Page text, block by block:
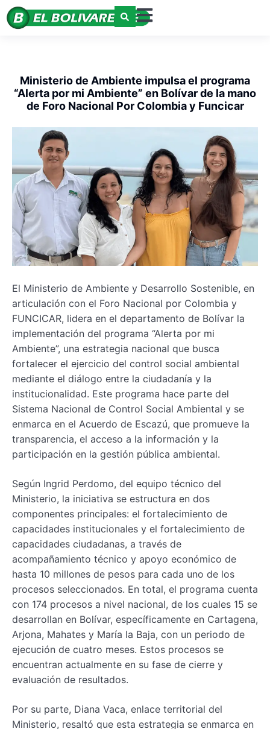
Ministerio de Ambiente impulsa el programa
“Alerta por mi Ambiente” en Bolívar de la mano
de Foro Nacional Por Colombia y Funcicar
El Ministerio de Ambiente y Desarrollo Sostenible, en
articulación con el Foro Nacional por Colombia y
FUNCICAR, lidera en el departamento de Bolívar la
implementación del programa “Alerta por mi
Ambiente”, una estrategia nacional que busca
fortalecer el ejercicio del control social ambiental
mediante el diálogo entre la ciudadanía y la
institucionalidad. Este programa hace parte del
Sistema Nacional de Control Social Ambiental y se
enmarca en el Acuerdo de Escazú, que promueve la
transparencia, el acceso a la información y la
participación en la gestión pública ambiental.
Según Ingrid Perdomo, del equipo técnico del
Ministerio, la iniciativa se estructura en dos
componentes principales: el fortalecimiento de
capacidades institucionales y el fortalecimiento de
capacidades ciudadanas, a través de
acompañamiento técnico y apoyo económico de
hasta 10 millones de pesos para cada uno de los
procesos seleccionados. En total, el programa cuenta
con 174 procesos a nivel nacional, de los cuales 15 se
desarrollan en Bolívar, específicamente en Cartagena,
Arjona, Mahates y María la Baja, con un periodo de
ejecución de cuatro meses. Estos procesos se
encuentran actualmente en su fase de cierre y
evaluación de resultados.
Por su parte, Diana Vaca, enlace territorial del
Ministerio, resaltó que esta estrategia se enmarca en